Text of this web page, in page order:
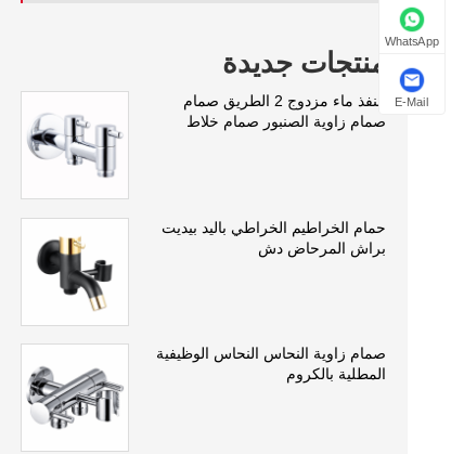
منتجات جديدة
منفذ ماء مزدوج 2 الطريق صمام
صمام زاوية الصنبور صمام خلاط
حمام الخراطيم الخراطي باليد بيديت
براش المرحاض دش
صمام زاوية النحاس النحاس الوظيفية
المطلية بالكروم
WhatsApp
E-Mail